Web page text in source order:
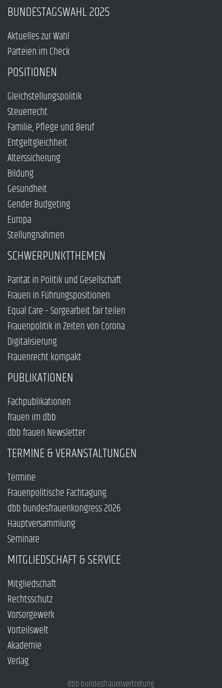
BUNDESTAGSWAHL 2025
Aktuelles zur Wahl
Parteien im Check
POSITIONEN
Gleichstellungspolitik
Steuerrecht
Familie, Pflege und Beruf
Entgeltgleichheit
Alterssicherung
Bildung
Gesundheit
Gender Budgeting
Europa
Stellungnahmen
SCHWERPUNKTTHEMEN
Parität in Politik und Gesellschaft
Frauen in Führungspositionen
Equal Care – Sorgearbeit fair teilen
Frauenpolitik in Zeiten von Corona
Digitalisierung
Frauenrecht kompakt
PUBLIKATIONEN
Fachpublikationen
frauen im dbb
dbb frauen Newsletter
TERMINE & VERANSTALTUNGEN
Termine
Frauenpolitische Fachtagung
dbb bundesfrauenkongress 2026
Hauptversammlung
Seminare
MITGLIEDSCHAFT & SERVICE
Mitgliedschaft
Rechtsschutz
Vorsorgewerk
Vorteilswelt
Akademie
Verlag
dbb bundesfrauenvertretung